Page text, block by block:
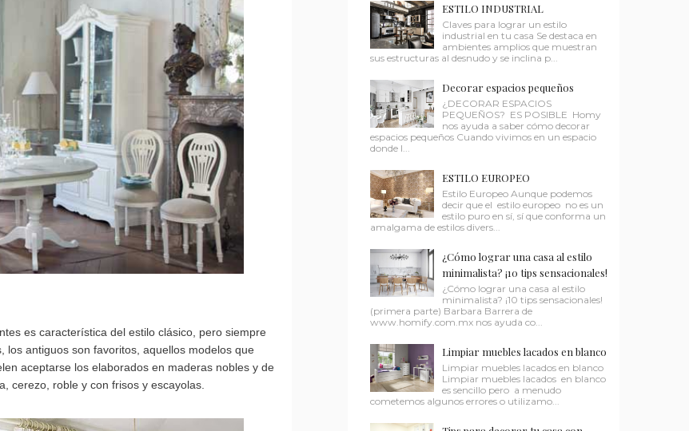
es característica del estilo clásico, pero siempre
antiguos son favoritos, aquellos modelos que
aceptarse los elaborados en maderas nobles y de
cerezo, roble y con frisos y escayolas.
ESTILO INDUSTRIAL
Claves para lograr un estilo
industrial en tu casa Se destaca en
ambientes amplios que muestran
sus estructuras al desnudo y se inclina p...
Decorar espacios pequeños
¿DECORAR ESPACIOS
PEQUEÑOS? ES POSIBLE Homy
nos ayuda a saber cómo decorar
espacios pequeños Cuando vivimos en un espacio
donde l...
ESTILO EUROPEO
Estilo Europeo Aunque podemos
decir que el estilo europeo no es un
estilo puro en sí, sí que conforma un
amalgama de estilos divers...
¿Cómo lograr una casa al estilo
minimalista? ¡10 tips sensacionales!
¿Cómo lograr una casa al estilo
minimalista? ¡10 tips sensacionales!
(primera parte) Barbara Barrera de
www.homify.com.mx nos ayuda co...
Limpiar muebles lacados en blanco
Limpiar muebles lacados en blanco
Limpiar muebles lacados en blanco
es sencillo pero a menudo
cometemos algunos errores o utilizamo...